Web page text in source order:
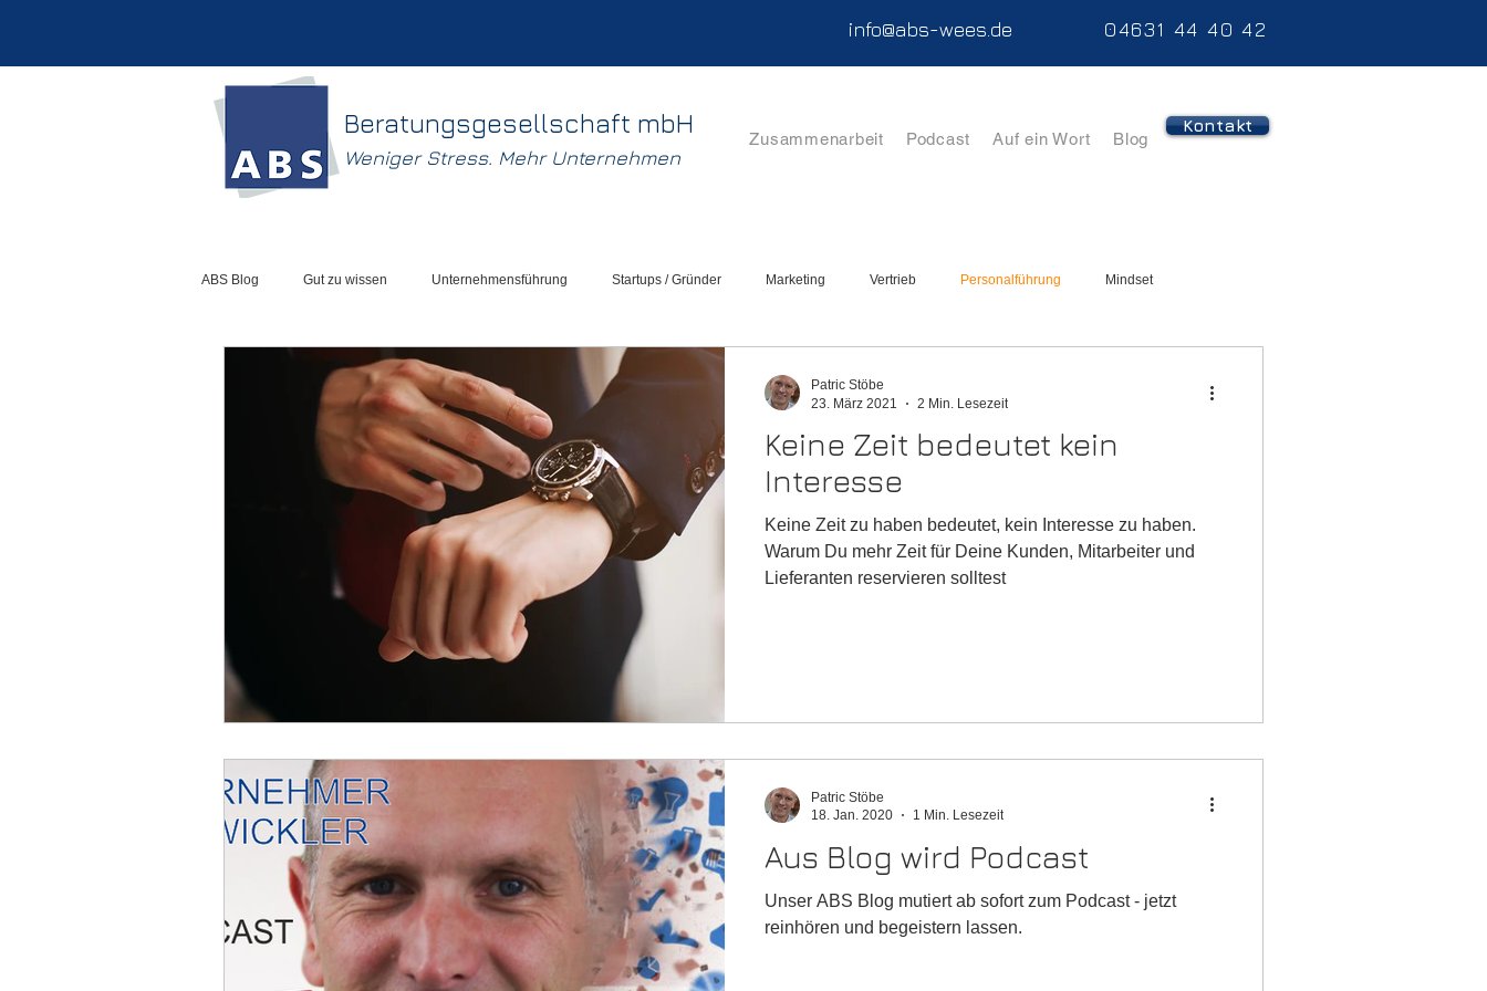
info@abs-wees.de 04631 44 40 42
Beratungsgesellschaft mbH
Weniger Stress. Mehr Unternehmen
Zusammenarbeit Podcast Auf ein Wort Blog
Kontakt
ABS Blog Gut zu wissen Unternehmensführung Startups / Gründer Marketing Vertrieb Personalführung Mindset
Excel-Tools Kalkulation Unternehmensbewertung
Keine Zeit bedeutet kein
Interesse
Keine Zeit zu haben bedeutet, kein Interesse zu haben.
Warum Du mehr Zeit für Deine Kunden, Mitarbeiter und
Lieferanten reservieren solltest
Patric Stöbe
23. März 2021
2 Min. Lesezeit
Aus Blog wird Podcast
Unser ABS Blog mutiert ab sofort zum Podcast - jetzt
reinhören und begeistern lassen.
Patric Stöbe
18. Jan. 2020
1 Min. Lesezeit